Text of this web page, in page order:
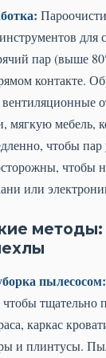
для
пар (выше
контакте.
мягкую мебель,
чтобы
чтобы
или
пылесосом:
тщательно
каркас
и плинтусы.